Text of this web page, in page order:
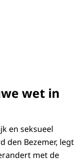
wet in
en seksueel
den Bezemer, legt
met de